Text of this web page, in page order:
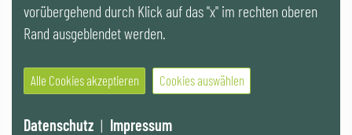
Kontakt
Videos |Veranstaltungen
© 2021 IG LEBENSZYKLUS BAU
Website by SUNNY ROCKET MediaHouse
vorübergehend durch Klick auf das "x" im rechten oberen
Rand ausgeblendet werden.
Alle Cookies akzeptieren Cookies auswählen
Datenschutz | Impressum